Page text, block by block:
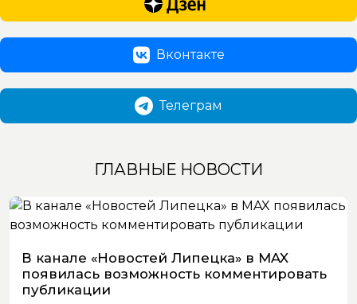
Вконтакте
Телеграм
ГЛАВНЫЕ НОВОСТИ
В канале «Новостей Липецка» в MAX
появилась возможность комментировать
публикации